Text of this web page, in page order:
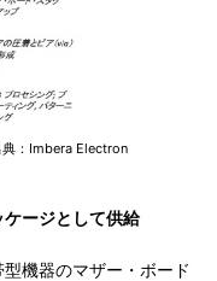
典：Imbera Electron
ージとして供給
機器のマザー・ボード